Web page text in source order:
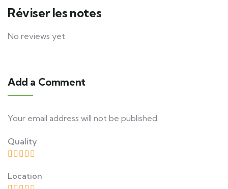
Réviser les notes
No reviews yet
Add a Comment
Your email address will not be published.
Quality
Location